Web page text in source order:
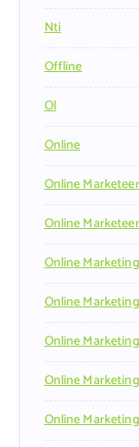
Nti
Offline
Ol
Online
Online Marketeer
Online
Online Marketing
Online
Online
Online
Online